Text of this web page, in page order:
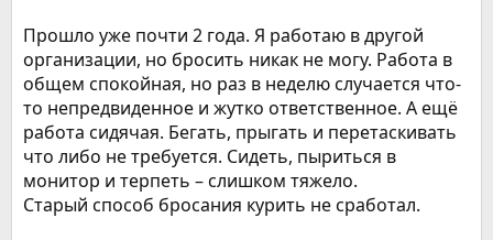
Прошло уже почти 2 года. Я работаю в другой
организации, но бросить никак не могу. Работа в
общем спокойная, но раз в неделю случается что-
то непредвиденное и жутко ответственное. А ещё
работа сидячая. Бегать, прыгать и перетаскивать
что либо не требуется. Сидеть, пыриться в
монитор и терпеть – слишком тяжело.
Старый способ бросания курить не сработал.